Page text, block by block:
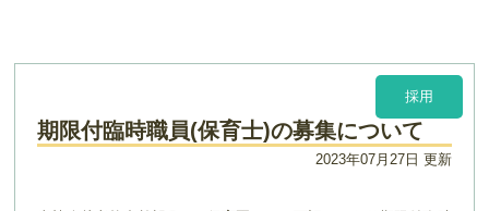
採用
期限付臨時職員(保育士)の募集について
2023年07月27日 更新